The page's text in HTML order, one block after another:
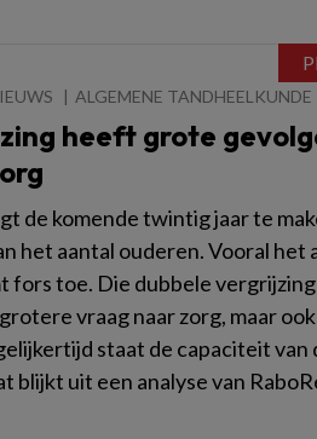
ALGEMENE TANDHEELKUNDE
heeft grote
de komende twintig jaar te
het aantal ouderen. Vooral het
fors toe. Die dubbele
vraag naar zorg, maar
staat de capaciteit van
blijkt uit een analyse van